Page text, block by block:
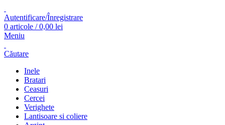
Autentificare/Înregistrare
0 articole / 0,00 lei
Meniu
Căutare
Inele
Bratari
Ceasuri
Cercei
Verighete
Lantisoare si coliere